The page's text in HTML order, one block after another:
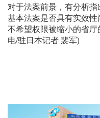
对于法案前景，有分析
基本法案是否具有实效
不希望权限被缩小的省
电/驻日本记者 裴军)